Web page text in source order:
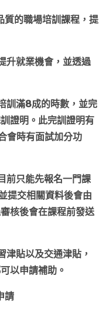
質的職場培訓課程，提
升就業機會，並透過
訓滿8成的時數，並完
證明。此完訓證明有
會時有面試加分功
前只能先報名一門課
提交相關資料後會由
核後會在課程前發送
津貼以及交通津貼，
以申請補助。
請